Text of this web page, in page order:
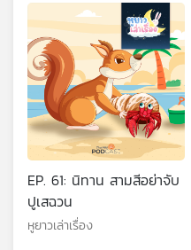
EP. 61: นิทาน สามสีอย่าจับ
ปูเสฉวน
หูยาวเล่าเรื่อง